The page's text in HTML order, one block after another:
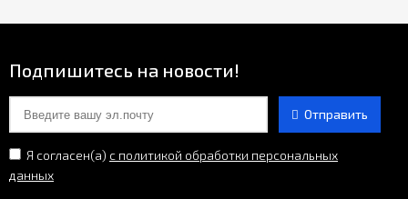
Подпишитесь на новости!
Отправить
Я согласен(a) с политикой обработки персональных
данных